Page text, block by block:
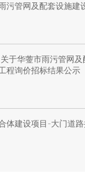
污管网及配套设施建
于华蓥市雨污管网及
程询价招标结果公示
体建设项目-大门道